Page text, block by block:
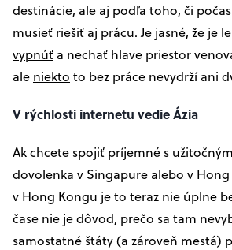
destinácie, ale aj podľa toho, či
musieť riešiť aj prácu. Je jasné, že je
vypnúť a nechať hlave priestor
ale niekto to bez práce nevydrží ani
V rýchlosti internetu vedie Ázia
Ak chcete spojiť príjemné s
dovolenka v Singapure alebo v
v Hong Kongu je to teraz nie úplne
čase nie je dôvod, prečo sa tam
samostatné štáty (a zároveň mestá)